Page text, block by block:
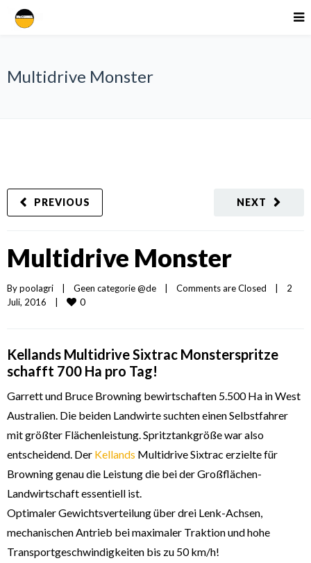
Multidrive Monster
NEXT
PREVIOUS
Multidrive Monster
By poolagri Geen categorie @de Comments are Closed
2
Juli, 2016
0
Kellands Multidrive Sixtrac Monsterspritze
schafft 700 Ha pro Tag!
Garrett und Bruce Browning bewirtschaften 5.500 Ha in West
Australien. Die beiden Landwirte suchten einen Selbstfahrer
mit größter Flächenleistung. Spritztankgröße war also
entscheidend. Der Kellands Multidrive Sixtrac erzielte für
Browning genau die Leistung die bei der Großflächen-
Landwirtschaft essentiell ist.
Optimaler Gewichtsverteilung über drei Lenk-Achsen,
mechanischen Antrieb bei maximaler Traktion und hohe
Transportgeschwindigkeiten bis zu 50 km/h!